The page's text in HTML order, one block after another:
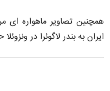
همچنین تصاویر ماهواره ای
ایران به بندر لاگوئرا در